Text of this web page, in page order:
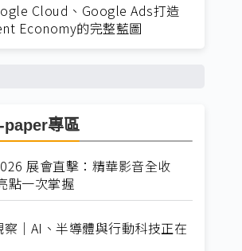
Cloud、Google Ads打造
Economy的完整藍圖
paper專區
展會直擊：精華影音全收
點一次掌握
察｜AI、半導體與行動科技正在